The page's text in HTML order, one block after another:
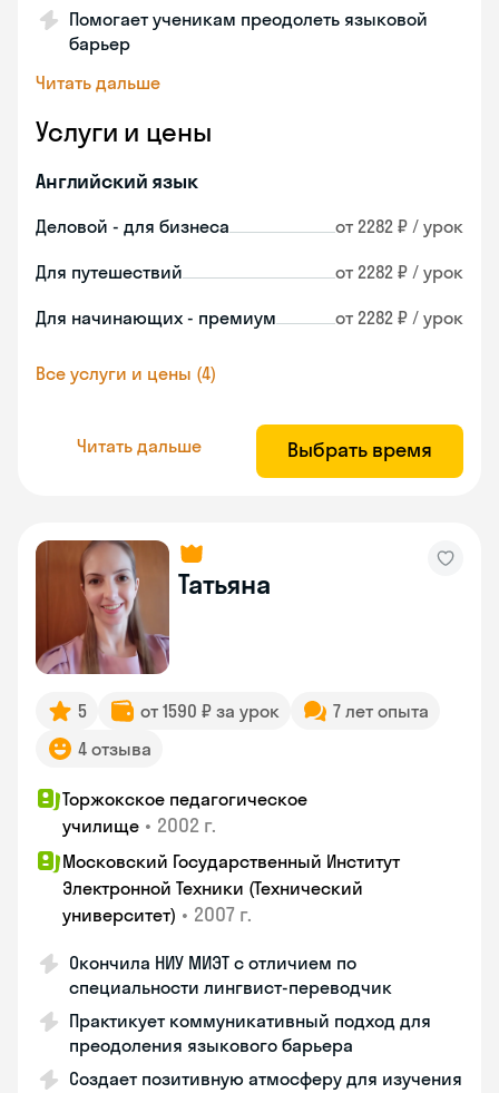
Помогает ученикам преодолеть языковой
барьер
Читать дальше
Услуги и цены
Английский язык
Деловой - для бизнеса от 2282 ₽ / урок
Для путешествий от 2282 ₽ / урок
Для начинающих - премиум от 2282 ₽ / урок
Все услуги и цены (4)
Читать дальше Выбрать время
Татьяна
5 от 1590 ₽ за урок
7 лет опыта
4 отзыва
Торжокское педагогическое
училище • 2002 г.
Московский Государственный Институт
Электронной Техники (Технический
университет) • 2007 г.
Окончила НИУ МИЭТ с отличием по
специальности лингвист-переводчик
Практикует коммуникативный подход для
преодоления языкового барьера
Создает позитивную атмосферу для изучения